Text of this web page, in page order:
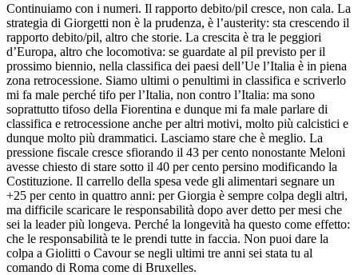
Continuiamo con i numeri. Il rapporto debito/pil cresce, non cala. La
strategia di Giorgetti non è la prudenza, è l’austerity: sta crescendo il
rapporto debito/pil, altro che storie. La crescita è tra le peggiori
d’Europa, altro che locomotiva: se guardate al pil previsto per il
prossimo biennio, nella classifica dei paesi dell’Ue l’Italia è in piena
zona retrocessione. Siamo ultimi o penultimi in classifica e scriverlo
mi fa male perché tifo per l’Italia, non contro l’Italia: ma sono
soprattutto tifoso della Fiorentina e dunque mi fa male parlare di
classifica e retrocessione anche per altri motivi, molto più calcistici e
dunque molto più drammatici. Lasciamo stare che è meglio. La
pressione fiscale cresce sfiorando il 43 per cento nonostante Meloni
avesse chiesto di stare sotto il 40 per cento persino modificando la
Costituzione. Il carrello della spesa vede gli alimentari segnare un
+25 per cento in quattro anni: per Giorgia è sempre colpa degli altri,
ma difficile scaricare le responsabilità dopo aver detto per mesi che
sei la leader più longeva. Perché la longevità ha questo come effetto:
che le responsabilità te le prendi tutte in faccia. Non puoi dare la
colpa a Giolitti o Cavour se negli ultimi tre anni sei stata tu al
comando di Roma come di Bruxelles.